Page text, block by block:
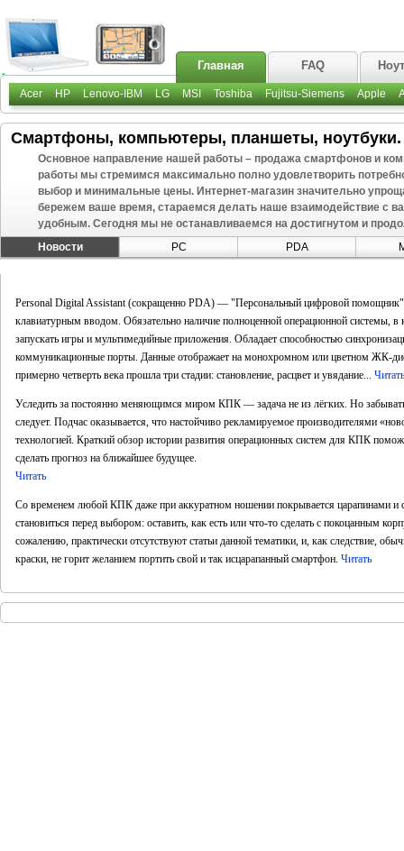
Главная FAQ
Acer HP Lenovo-IBM LG MSI Toshiba Fujitsu-Siemens Apple
Смартфоны, компьютеры, планшеты, ноутбуки.
Основное направление нашей работы – продажа смартфонов и
работы мы стремимся максимально полно удовлетворить
выбор и минимальные цены. Интернет-магазин значительно
бережем ваше время, стараемся делать наше взаимодействие с
удобным. Сегодня мы не останавливаемся на достигнутом и
Новости
PC PDA
Personal Digital Assistant (сокращенно PDA) — "Персональный цифровой
клавиатурным вводом. Обязательно наличие полноценной операционной системы,
запускать игры и мультимедийные приложения. Обладает способностью
коммуникационные порты. Данные отображает на монохромном или цветном ЖК-
примерно четверть века прошла три стадии: становление, расцвет и увядание... Читать
Уследить за постоянно меняющимся миром КПК — задача не из лёгких. Но
следует. Подчас оказывается, что настойчиво рекламируемое производителями
технологией. Краткий обзор истории развития операционных систем для КПК
сделать прогноз на ближайшее будущее.
Читать
Со временем любой КПК даже при аккуратном ношении покрывается царапинами и
становиться перед выбором: оставить, как есть или что-то сделать с покоцанным
сожалению, практически отсутствуют статьи данной тематики, и, как следствие,
краски, не горит желанием портить свой и так исцарапанный смартфон. Читать